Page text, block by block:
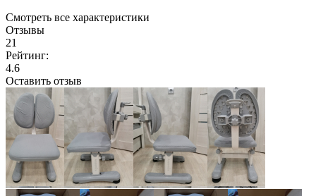
Смотреть все характеристики
Отзывы
21
Рейтинг:
4.6
Оставить отзыв